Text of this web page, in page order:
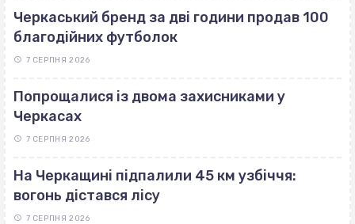
Черкаський бренд за дві години продав 100
благодійних футболок
7 СЕРПНЯ 2026
Попрощалися із двома захисниками у
Черкасах
7 СЕРПНЯ 2026
На Черкащині підпалили 45 км узбіччя:
вогонь дістався лісу
7 СЕРПНЯ 2026